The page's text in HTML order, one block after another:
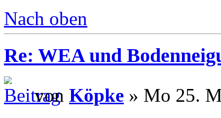
Nach oben
Re: WEA und
von Köpke » Mo 25.